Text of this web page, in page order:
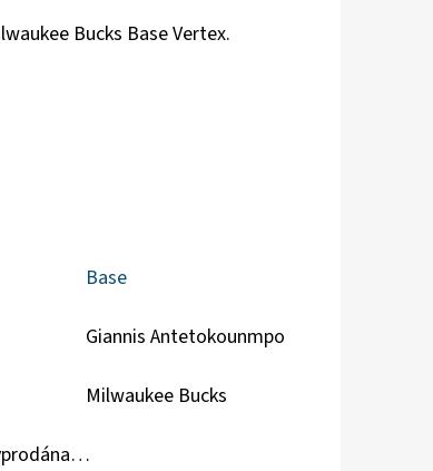
Bucks Base Vertex.
Base
Giannis Antetokounmpo
Milwaukee Bucks